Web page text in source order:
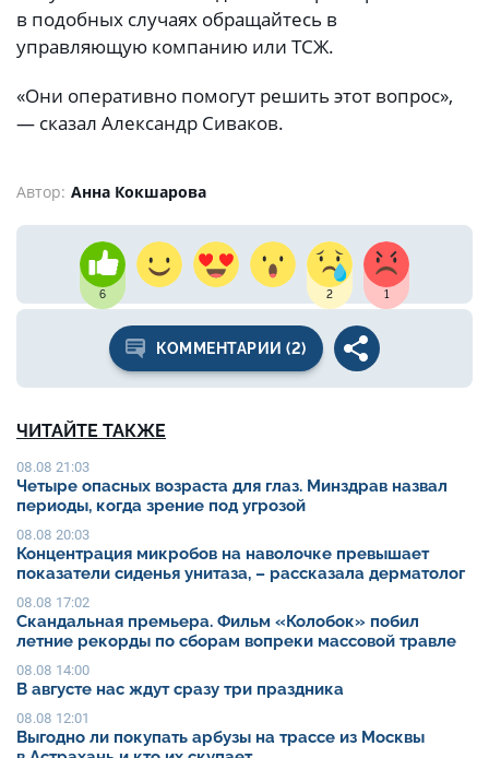
в подобных случаях обращайтесь в
управляющую компанию или ТСЖ.
«Они оперативно помогут решить этот вопрос»,
— сказал Александр Сиваков.
Автор: Анна Кокшарова
6 2 1
КОММЕНТАРИИ (2)
ЧИТАЙТЕ ТАКЖЕ
08.08 21:03
Четыре опасных возраста для глаз. Минздрав назвал
периоды, когда зрение под угрозой
08.08 20:03
Концентрация микробов на наволочке превышает
показатели сиденья унитаза, – рассказала дерматолог
08.08 17:02
Скандальная премьера. Фильм «Колобок» побил
летние рекорды по сборам вопреки массовой травле
08.08 14:00
В августе нас ждут сразу три праздника
08.08 12:01
Выгодно ли покупать арбузы на трассе из Москвы